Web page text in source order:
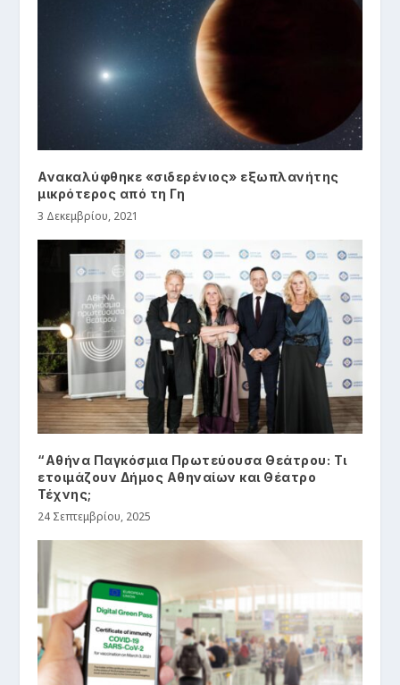
Ανακαλύφθηκε «σιδερένιος» εξωπλανήτης
μικρότερος από τη Γη
3 Δεκεμβρίου, 2021
“Αθήνα Παγκόσμια Πρωτεύουσα Θεάτρου: Τι
ετοιμάζουν Δήμος Αθηναίων και Θέατρο
Τέχνης;
24 Σεπτεμβρίου, 2025